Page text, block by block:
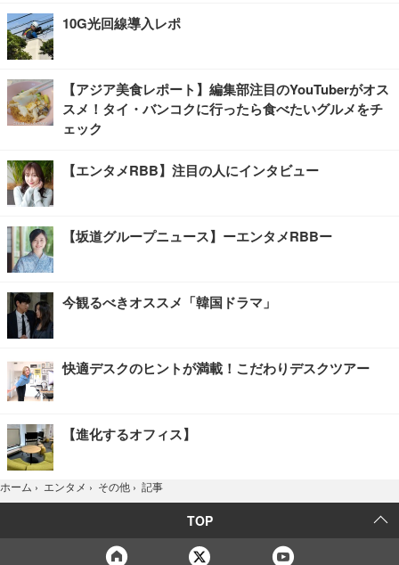
10G光回線導入レポ
【アジア美食レポート】編集部注目のYouTuberがオス
スメ！タイ・バンコクに行ったら食べたいグルメをチ
ェック
【エンタメRBB】注目の人にインタビュー
【坂道グループニュース】ーエンタメRBBー
今観るべきオススメ「韓国ドラマ」
快適デスクのヒントが満載！こだわりデスクツアー
【進化するオフィス】
ホーム › エンタメ › その他 › 記事
TOP